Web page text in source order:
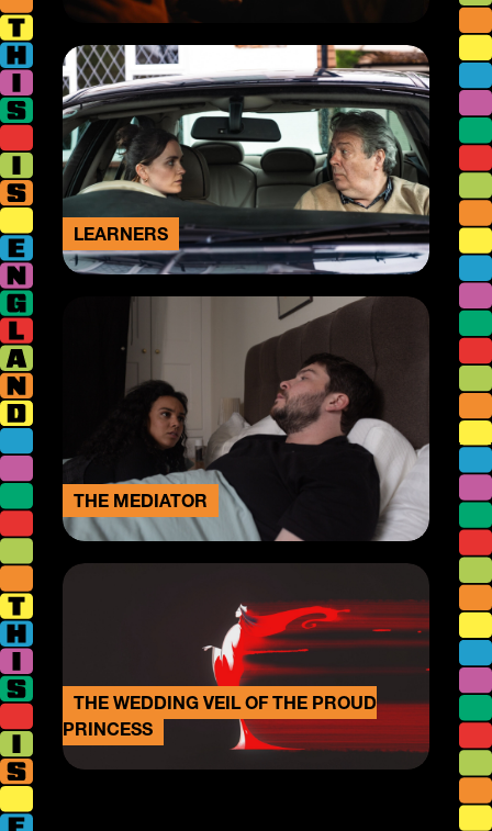
LEARNERS
THE MEDIATOR
THE WEDDING VEIL OF THE PROUD
PRINCESS